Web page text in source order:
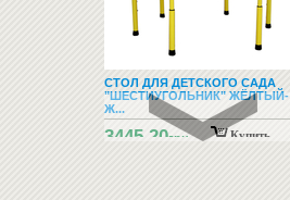
СТОЛ ДЛЯ ДЕТСКОГО САДА
"ШЕСТИУГОЛЬНИК" ЖЁЛТЫЙ-
Ж...
3445.20грн Купить